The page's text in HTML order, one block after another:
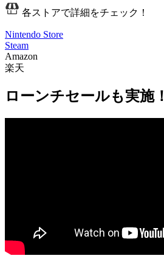
各ストアで詳細をチェック！
Nintendo Store
Steam
Amazon
楽天
ローンチセールも実施！